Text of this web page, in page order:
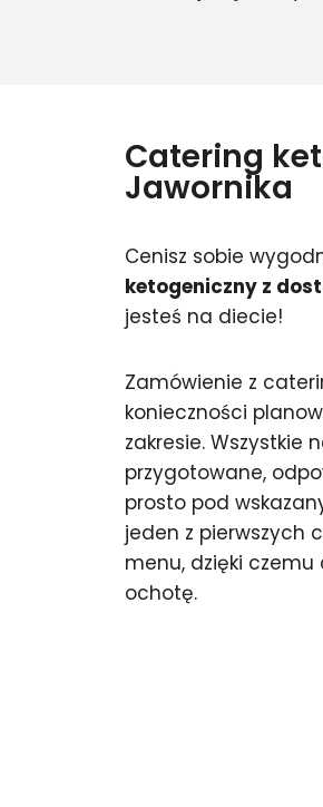
Catering
Jawornika
Cenisz sobie
ketogeniczny z
jesteś na diecie!
Zamówienie z
konieczności
zakresie. Wszystkie
przygotowane,
prosto pod
jeden z pierwszych
menu, dzięki
ochotę.